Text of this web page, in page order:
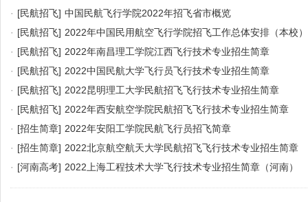
· [民航招飞] 中国民航飞行学院2022年招飞省市概览
· [民航招飞] 2022年中国民用航空飞行学院招飞工作总体安排（本校）
· [民航招飞] 2022年南昌理工学院江西飞行技术专业招生简章
· [民航招飞] 2022中国民航大学飞行员飞行技术专业招生简章
· [民航招飞] 2022昆明理工大学民航招飞飞行技术专业招生简章
· [民航招飞] 2022年西安航空学院民航招飞飞行技术专业招生简章
· [招生简章] 2022年安阳工学院民航飞行员招飞简章
· [招生简章] 2022北京航空航天大学民航招飞飞行技术专业招生简章
· [河南高考] 2022上海工程技术大学飞行技术专业招生简章（河南）